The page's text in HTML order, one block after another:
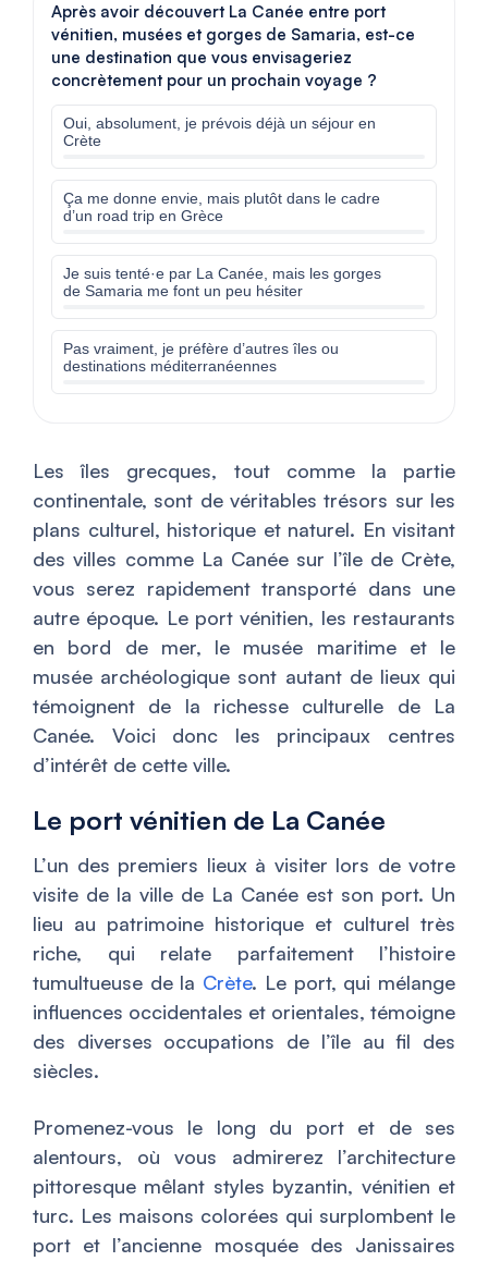
Après avoir découvert La Canée entre port
vénitien, musées et gorges de Samaria, est-ce
une destination que vous envisageriez
concrètement pour un prochain voyage ?
Oui, absolument, je prévois déjà un séjour en
Crète
Ça me donne envie, mais plutôt dans le cadre
d’un road trip en Grèce
Je suis tenté·e par La Canée, mais les gorges
de Samaria me font un peu hésiter
Pas vraiment, je préfère d’autres îles ou
destinations méditerranéennes
Les îles grecques, tout comme la partie
continentale, sont de véritables trésors sur les
plans culturel, historique et naturel. En visitant
des villes comme La Canée sur l’île de Crète,
vous serez rapidement transporté dans une
autre époque. Le port vénitien, les restaurants
en bord de mer, le musée maritime et le
musée archéologique sont autant de lieux qui
témoignent de la richesse culturelle de La
Canée. Voici donc les principaux centres
d’intérêt de cette ville.
Le port vénitien de La Canée
L’un des premiers lieux à visiter lors de votre
visite de la ville de La Canée est son port. Un
lieu au patrimoine historique et culturel très
riche, qui relate parfaitement l’histoire
tumultueuse de la Crète. Le port, qui mélange
influences occidentales et orientales, témoigne
des diverses occupations de l’île au fil des
siècles.
Promenez-vous le long du port et de ses
alentours, où vous admirerez l’architecture
pittoresque mêlant styles byzantin, vénitien et
turc. Les maisons colorées qui surplombent le
port et l’ancienne mosquée des Janissaires